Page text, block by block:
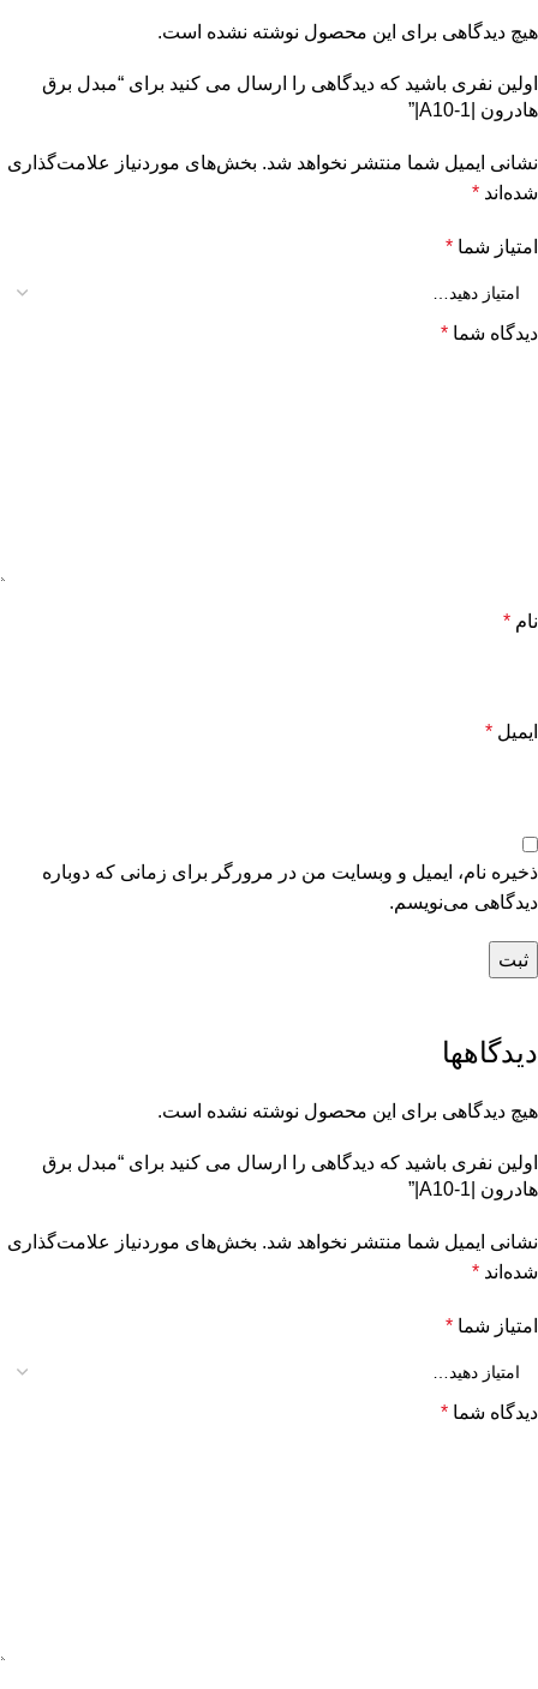
هیچ دیدگاهی برای این محصول نوشته نشده است.
اولین نفری باشید که دیدگاهی را ارسال می کنید برای “مبدل برق
هادرون |A10-1|”
نشانی ایمیل شما منتشر نخواهد شد. بخش‌های موردنیاز علامت‌گذاری
شده‌اند *
امتیاز شما *
دیدگاه شما *
نام *
ایمیل *
ذخیره نام، ایمیل و وبسایت من در مرورگر برای زمانی که دوباره
دیدگاهی می‌نویسم.
دیدگاهها
هیچ دیدگاهی برای این محصول نوشته نشده است.
اولین نفری باشید که دیدگاهی را ارسال می کنید برای “مبدل برق
هادرون |A10-1|”
نشانی ایمیل شما منتشر نخواهد شد. بخش‌های موردنیاز علامت‌گذاری
شده‌اند *
امتیاز شما *
دیدگاه شما *